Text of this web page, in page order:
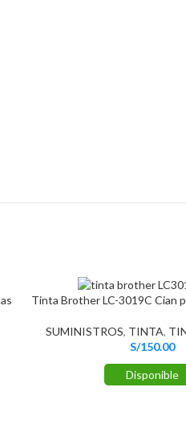
Tinta Brother LC-3019C Cian
SUMINISTROS, TINTA,
S/150.00
Disponible